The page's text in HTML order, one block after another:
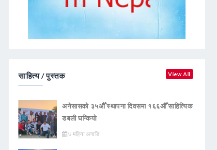
साहित्य / पुस्तक View All
अनेसासको ३५औँ स्थापना दिवसमा १६६औँ साहित्यिक
डबली घन्कियाे
७ महिना अगाडि